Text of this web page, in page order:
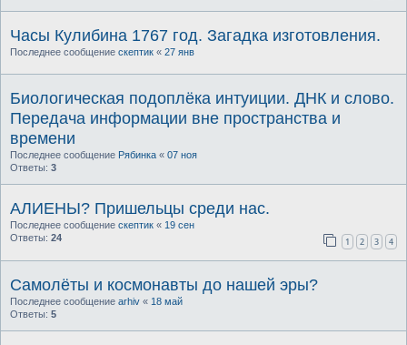
Часы Кулибина 1767 год. Загадка изготовления.
Последнее сообщение скептик « 27 янв
Биологическая подоплёка интуиции. ДНК и слово.
Передача информации вне пространства и
времени
Последнее сообщение Рябинка « 07 ноя
Ответы: 3
АЛИЕНЫ? Пришельцы среди нас.
Последнее сообщение скептик « 19 сен
Ответы: 24 1 2 3 4
Самолёты и космонавты до нашей эры?
Последнее сообщение arhiv « 18 май
Ответы: 5